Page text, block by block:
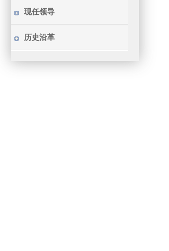
现任领导
历史沿革